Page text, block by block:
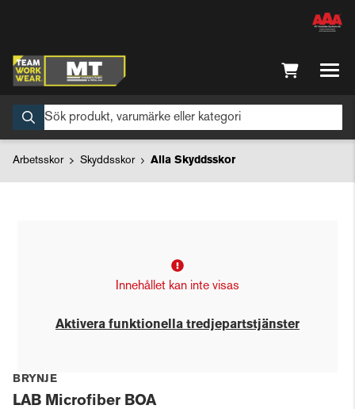
Arbetsskor Skyddsskor Alla Skyddsskor
Innehållet kan inte visas
Aktivera funktionella tredjepartstjänster
BRYNJE
LAB Microfiber BOA